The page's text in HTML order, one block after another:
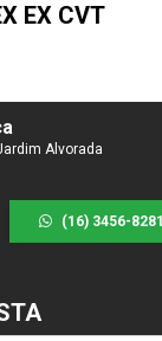
EX CVT
Alvorada
(16) 3456-8281